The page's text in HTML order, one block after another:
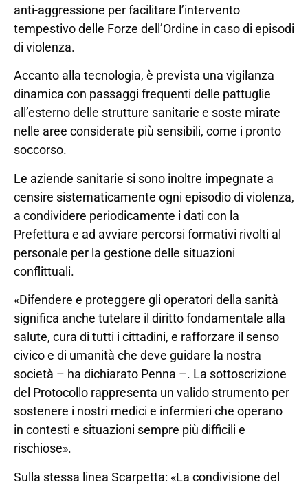
anti-aggressione per facilitare l’intervento
tempestivo delle Forze dell’Ordine in caso di episodi
di violenza.
Accanto alla tecnologia, è prevista una vigilanza
dinamica con passaggi frequenti delle pattuglie
all’esterno delle strutture sanitarie e soste mirate
nelle aree considerate più sensibili, come i pronto
soccorso.
Le aziende sanitarie si sono inoltre impegnate a
censire sistematicamente ogni episodio di violenza,
a condividere periodicamente i dati con la
Prefettura e ad avviare percorsi formativi rivolti al
personale per la gestione delle situazioni
conflittuali.
«Difendere e proteggere gli operatori della sanità
significa anche tutelare il diritto fondamentale alla
salute, cura di tutti i cittadini, e rafforzare il senso
civico e di umanità che deve guidare la nostra
società – ha dichiarato Penna –. La sottoscrizione
del Protocollo rappresenta un valido strumento per
sostenere i nostri medici e infermieri che operano
in contesti e situazioni sempre più difficili e
rischiose».
Sulla stessa linea Scarpetta: «La condivisione del